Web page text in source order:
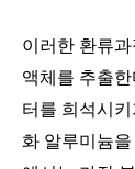
이러한 환류
액체를 추출
터를 희석시
화 알루미늄